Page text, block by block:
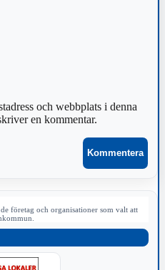
och webbplats i denna
en kommentar.
företag och organisationer som valt att